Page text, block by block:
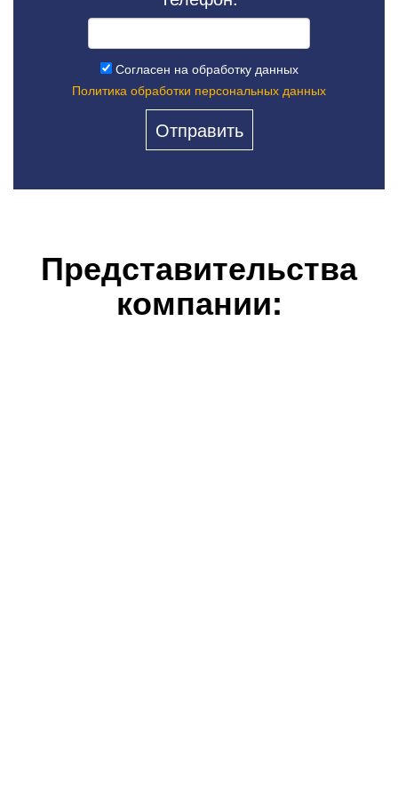
Согласен на обработку данных
Политика обработки персональных данных
Представительства
компании: